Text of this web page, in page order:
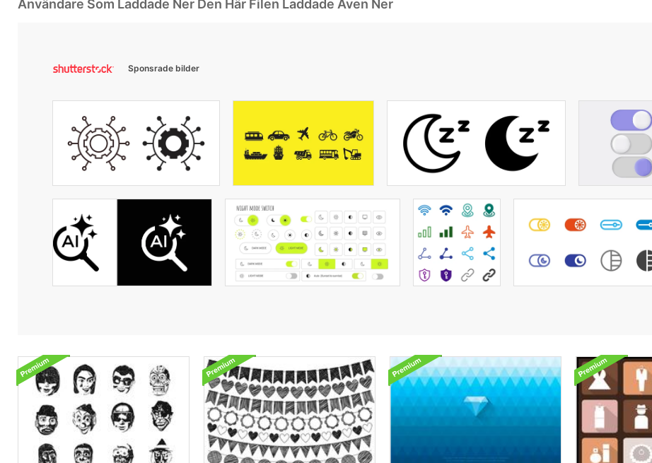
Användare Som Laddade Ner Den Här Filen Laddade Även Ner
Sponsrade bilder